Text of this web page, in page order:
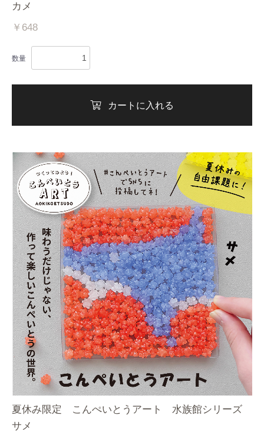
カメ
￥648
数量
カートに入れる
夏休み限定 こんぺいとうアート 水族館シリーズ
サメ